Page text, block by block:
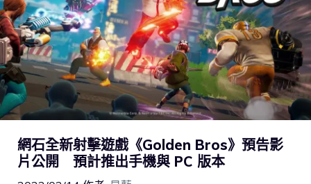
網石全新射擊遊戲《Golden Bros》預告影
片公開 預計推出手機與 PC 版本